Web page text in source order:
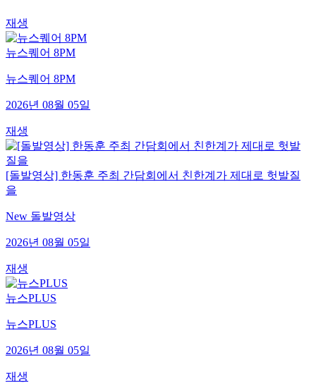
재생
뉴스퀘어 8PM
뉴스퀘어 8PM
2026년 08월 05일
재생
[돌발영상] 한동훈 주최 간담회에서 친한계가 제대로 헛발질
을
New 돌발영상
2026년 08월 05일
재생
뉴스PLUS
뉴스PLUS
2026년 08월 05일
재생